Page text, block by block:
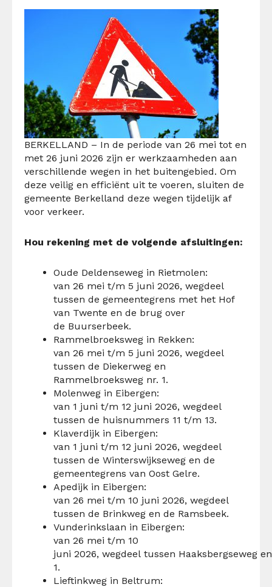
BERKELLAND – In de periode van 26 mei tot en
met 26 juni 2026 zijn er werkzaamheden aan
verschillende wegen in het buitengebied. Om
deze veilig en efficiënt uit te voeren, sluiten de
gemeente Berkelland deze wegen tijdelijk af
voor verkeer.
Hou rekening met de volgende afsluitingen:
Oude Deldenseweg in Rietmolen:
van 26 mei t/m 5 juni 2026, wegdeel
tussen de gemeentegrens met het Hof
van Twente en de brug over
de Buurserbeek.
Rammelbroeksweg in Rekken:
van 26 mei t/m 5 juni 2026, wegdeel
tussen de Diekerweg en
Rammelbroeksweg nr. 1.
Molenweg in Eibergen:
van 1 juni t/m 12 juni 2026, wegdeel
tussen de huisnummers 11 t/m 13.
Klaverdijk in Eibergen:
van 1 juni t/m 12 juni 2026, wegdeel
tussen de Winterswijkseweg en de
gemeentegrens van Oost Gelre.
Apedijk in Eibergen:
van 26 mei t/m 10 juni 2026, wegdeel
tussen de Brinkweg en de Ramsbeek.
Vunderinkslaan in Eibergen:
van 26 mei t/m 10
juni 2026, wegdeel tussen Haaksbergseweg
1.
Lieftinkweg in Beltrum: